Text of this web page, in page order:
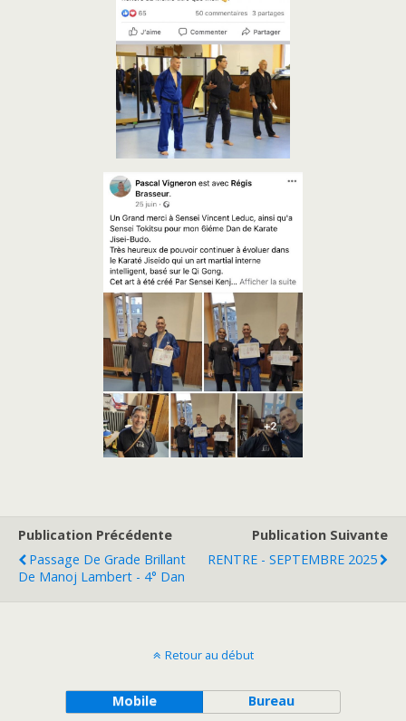
Publication Précédente
Passage De Grade Brillant
De Manoj Lambert - 4° Dan
Publication Suivante
RENTRE - SEPTEMBRE 2025
Retour au début
Mobile Bureau